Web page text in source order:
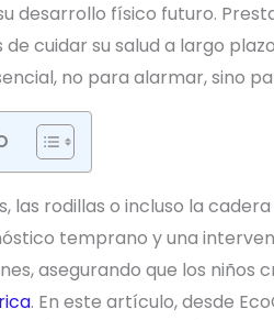
desarrollo físico futuro.
cuidar su salud a largo
no para alarmar, sino
las rodillas o incluso la
temprano y una
asegurando que los niños
. En este artículo, desde